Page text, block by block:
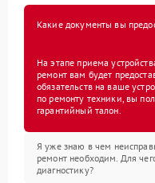
Какие документы вы
На этапе приема
ремонт вам будет
обязательств на ваше
по ремонту техники, вы
гарантийный талон.
Я уже знаю в чем
ремонт необходим. Для
диагностику?